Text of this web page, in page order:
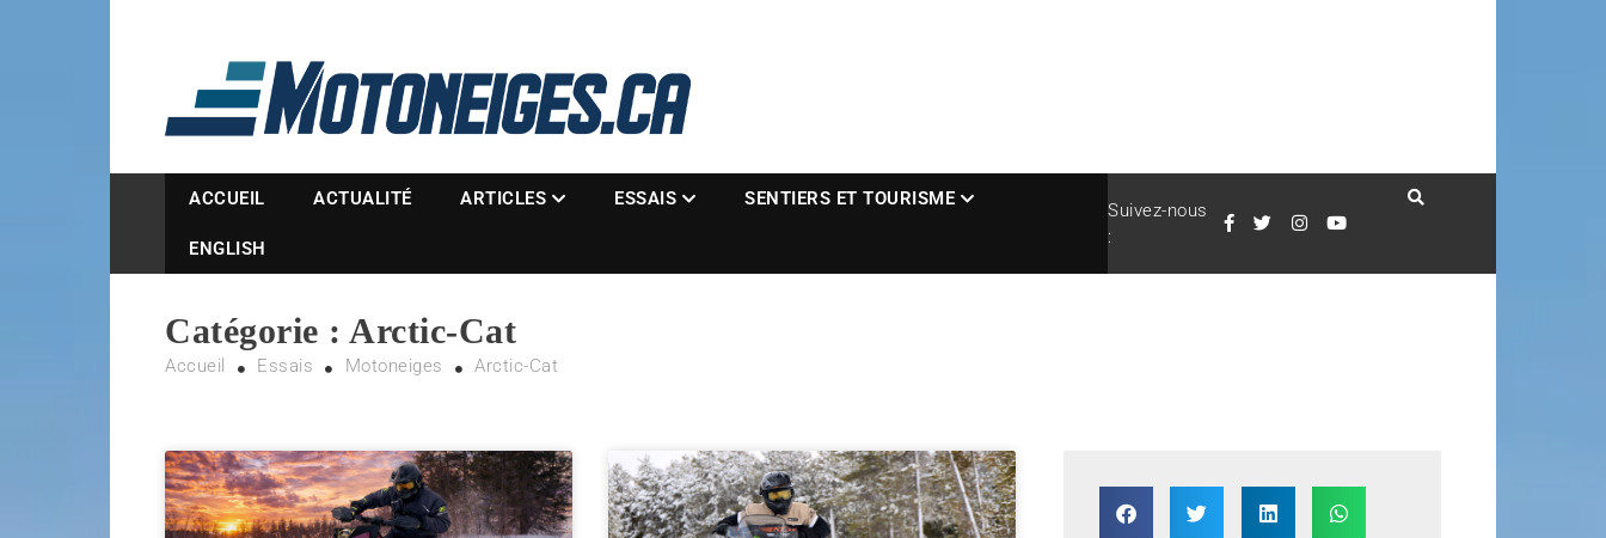
Magazine Motoneiges.ca
ACCUEIL ACTUALITÉ ARTICLES ESSAIS SENTIERS ET TOURISME
ENGLISH
Suivez-nous
:
Catégorie : Arctic-Cat
Accueil Essais Motoneiges Arctic-Cat